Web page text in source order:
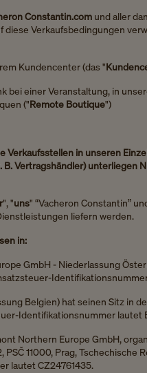
Constantin.comund aller
Verkaufsbedingungen
Kundencenter (das "
bei einer Veranstaltung, in
("Remote Boutique")
Verkaufsstellen in unseren
Vertragshändler) unterliegen
", "uns" “Vacheron Constantin”
liefern werden.
in:
GmbH - Niederlassung
Belgien) hat seinen Sitz in
Identifikationsnummer lautet
Northern Europe GmbH,
PSČ 11000, Prag, Tschechische
lautet CZ24761435.